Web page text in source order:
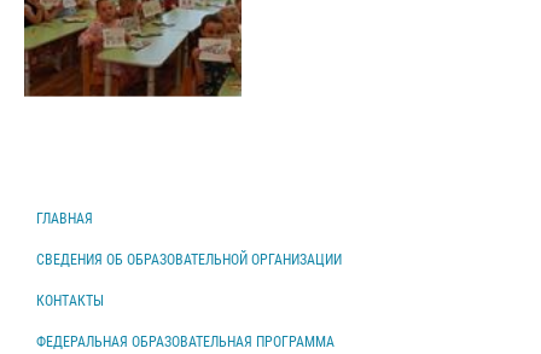
ГЛАВНАЯ
СВЕДЕНИЯ ОБ ОБРАЗОВАТЕЛЬНОЙ ОРГАНИЗАЦИИ
КОНТАКТЫ
ФЕДЕРАЛЬНАЯ ОБРАЗОВАТЕЛЬНАЯ ПРОГРАММА